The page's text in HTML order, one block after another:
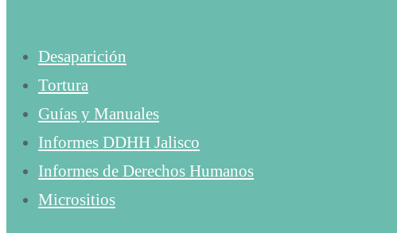
Desaparición
Tortura
Guías y Manuales
Informes DDHH Jalisco
Informes de Derechos Humanos
Micrositios